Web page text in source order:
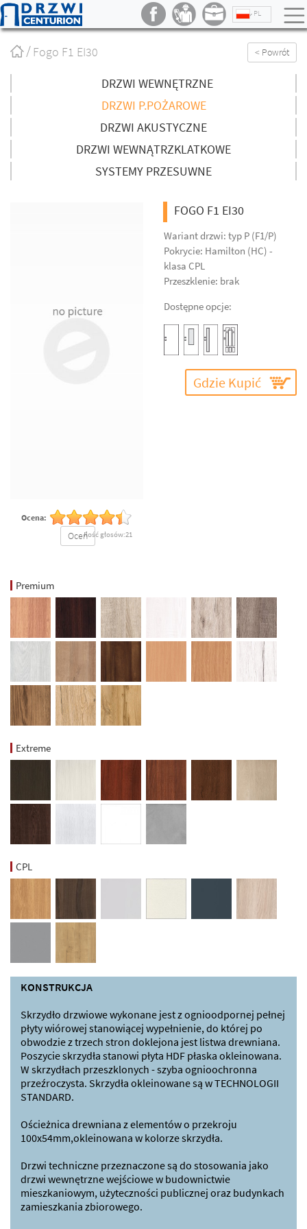
PL
StronaFogo F1 EI30 < Powrót
DRZWI WEWNĘTRZNE
DRZWI P.POŻAROWE
DRZWI AKUSTYCZNE
DRZWI WEWNĄTRZKLATKOWE
SYSTEMY PRZESUWNE
Ocena:
Ilość głosów:21
Oceń
FOGO F1 EI30
Wariant drzwi: typ P (F1/P)
Pokrycie: Hamilton (HC) -
klasa CPL
Przeszklenie: brak
Dostępne opcje:
Gdzie Kupić
Premium
Extreme
CPL
KONSTRUKCJA
Skrzydło drzwiowe wykonane jest z ognioodpornej pełnej
płyty wiórowej stanowiącej wypełnienie, do której po
obwodzie z trzech stron doklejona jest listwa drewniana.
Poszycie skrzydła stanowi płyta HDF płaska okleinowana.
W skrzydłach przeszklonych - szyba ognioochronna
przeźroczysta. Skrzydła okleinowane są w TECHNOLOGII
STANDARD.
Ościeżnica drewniana z elementów o przekroju
100x54mm,okleinowana w kolorze skrzydła.
Drzwi techniczne przeznaczone są do stosowania jako
drzwi wewnętrzne wejściowe w budownictwie
mieszkaniowym, użyteczności publicznej oraz budynkach
zamieszkania zbiorowego.